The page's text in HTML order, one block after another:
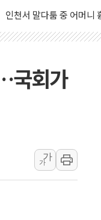
'화합' 꺼낸 김민석에 '뻔
李대통령, ISA 개편 재
연일 폭염에 온열질환
中 전방위 아파트 부양,
인제 용대리 계곡서 수
동해시, 11~14일 '별똥
강원 중·남부 동해안
청양 밭에서 일하던 90
폭염에 車 운전면허 기
李대통령, 'ISA·주가누
'호우 특보' 경북 울진
국회가
가
가